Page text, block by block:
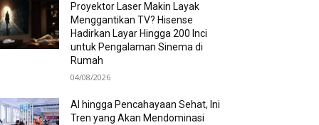
Proyektor Laser Makin Layak
Menggantikan TV? Hisense
Hadirkan Layar Hingga 200 Inci
untuk Pengalaman Sinema di
Rumah
04/08/2026
AI hingga Pencahayaan Sehat, Ini
Tren yang Akan Mendominasi